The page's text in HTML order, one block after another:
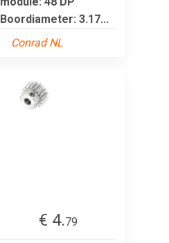
Boordiameter: 3.17...
Conrad NL
€ 4.79